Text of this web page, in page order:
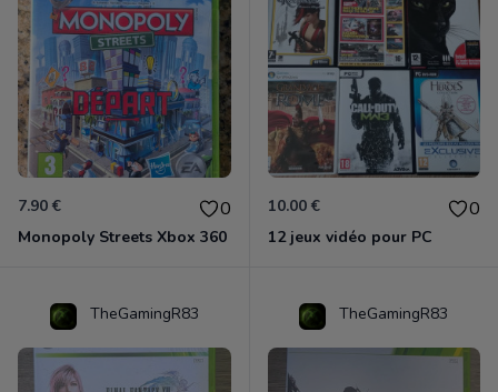
7.90 € 0
Monopoly Streets Xbox 360
10.00 € 0
12 jeux vidéo pour PC
TheGamingR83 TheGamingR83